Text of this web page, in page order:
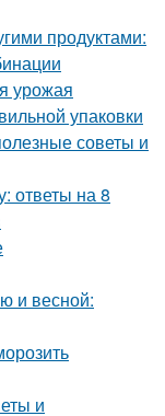
продуктами:
урожая
упаковки
советы и
ответы на 8
и весной:
и